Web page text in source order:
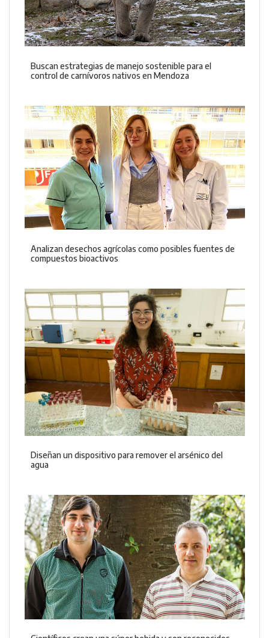
Buscan estrategias de manejo sostenible para el
control de carnívoros nativos en Mendoza
Analizan desechos agrícolas como posibles fuentes de
compuestos bioactivos
Diseñan un dispositivo para remover el arsénico del
agua